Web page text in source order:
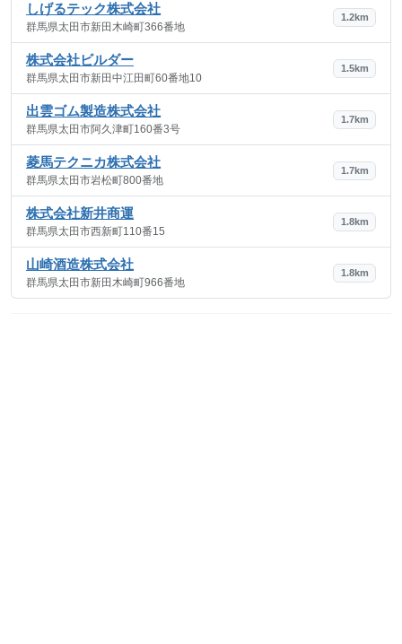
しげるテック株式会社
群馬県太田市新田木崎町366番地
1.2km
株式会社ビルダー
群馬県太田市新田中江田町60番地10
1.5km
出雲ゴム製造株式会社
群馬県太田市阿久津町160番3号
1.7km
菱馬テクニカ株式会社
群馬県太田市岩松町800番地
1.7km
株式会社新井商運
群馬県太田市西新町110番15
1.8km
山崎酒造株式会社
群馬県太田市新田木崎町966番地
1.8km